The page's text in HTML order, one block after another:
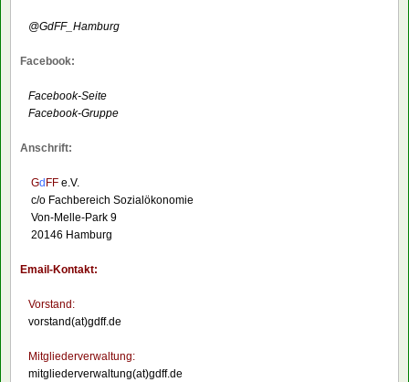
@GdFF_Hamburg
Facebook:
Facebook-Seite
Facebook-Gruppe
Anschrift:
Gd FF e.V.
c/o Fachbereich Sozialökonomie
Von-Melle-Park 9
20146 Hamburg
Email-Kontakt:
Vorstand:
vorstand(at)gdff.de
Mitgliederverwaltung:
mitgliederverwaltung(at)gdff.de